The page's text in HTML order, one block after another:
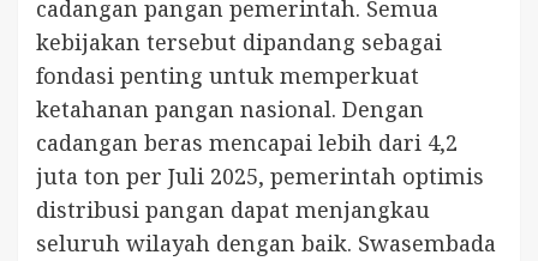
cadangan pangan pemerintah. Semua
kebijakan tersebut dipandang sebagai
fondasi penting untuk memperkuat
ketahanan pangan nasional. Dengan
cadangan beras mencapai lebih dari 4,2
juta ton per Juli 2025, pemerintah optimis
distribusi pangan dapat menjangkau
seluruh wilayah dengan baik. Swasembada